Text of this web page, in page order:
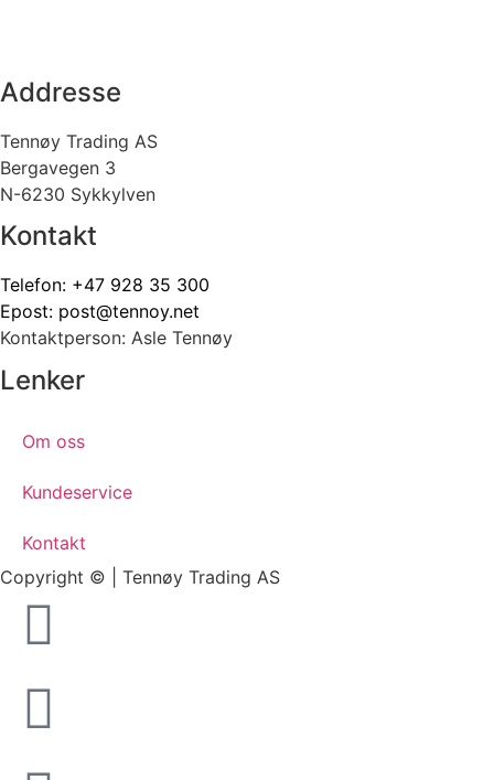
Addresse
Tennøy Trading AS
Bergavegen 3
N-6230 Sykkylven
Kontakt
Telefon: +47 928 35 300
Epost: post@tennoy.net
Kontaktperson: Asle Tennøy
Lenker
Om oss
Kundeservice
Kontakt
Copyright © | Tennøy Trading AS